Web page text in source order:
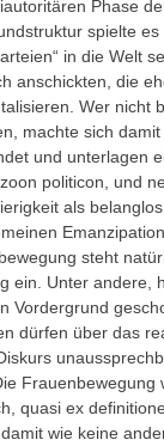
Phase
spielte es
in die Welt
anschickten, die
Wer nicht
machte sich damit
und unterlagen
politicon, und
als
steht
ein. Unter andere,
Vordergrund
dürfen über das
Frauenbewegung
quasi ex
wie keine